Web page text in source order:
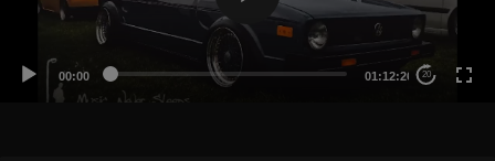
00:00 01:12:26 20